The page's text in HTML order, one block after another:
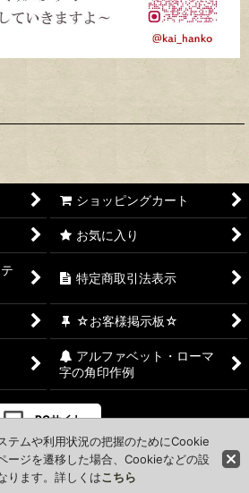
ショッピングカート
お気に入り
特定商取引法表示
☆お客様掲示板☆
アルファベット・ローマ
字の角印作例
PCサイト
のこネット ネットショップ作成サービス
テムや利用状況の把握のためにCookie
ージを遷移した場合、Cookieなどの設
ります。詳しくはこちら